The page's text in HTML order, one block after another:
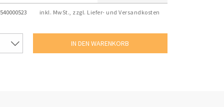
540000523 inkl. MwSt., zzgl. Liefer- und Versandkosten